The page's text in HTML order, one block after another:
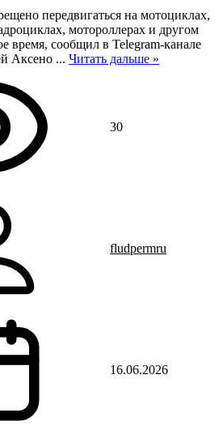
передвигаться на мотоциклах,
мотороллерах и другом
время, сообщил в Telegram-канале
Аксено ... Читать дальше »
30
fludpermru
16.06.2026